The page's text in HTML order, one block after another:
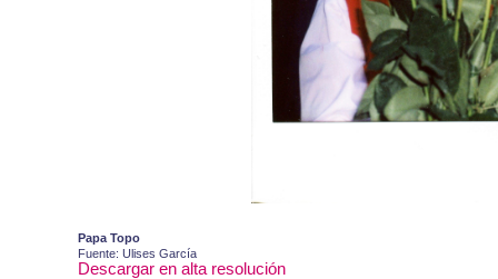
Papa Topo
Fuente: Ulises García
Descargar en alta resolución